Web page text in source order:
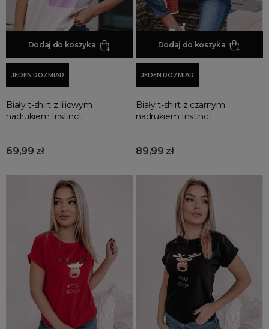
Dodaj do koszyka
JEDEN ROZMIAR
Biały t-shirt z liliowym
nadrukiem Instinct
69,99 zł
Dodaj do koszyka
JEDEN ROZMIAR
Biały t-shirt z czarnym
nadrukiem Instinct
89,99 zł